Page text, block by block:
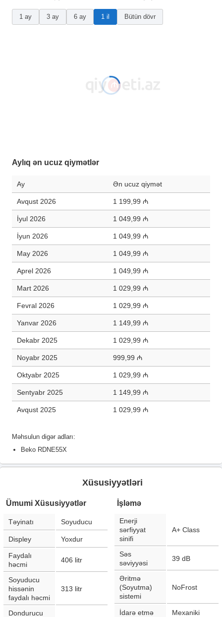
1 ay 3 ay 6 ay 1 il Bütün dövr
Aylıq ən ucuz qiymətlər
Ay Ən ucuz qiymət
Avqust 2026 1 199,99 ₼
İyul 2026 1 049,99 ₼
İyun 2026 1 049,99 ₼
May 2026 1 049,99 ₼
Aprel 2026 1 049,99 ₼
Mart 2026 1 029,99 ₼
Fevral 2026 1 029,99 ₼
Yanvar 2026 1 149,99 ₼
Dekabr 2025 1 029,99 ₼
Noyabr 2025 999,99 ₼
Oktyabr 2025 1 029,99 ₼
Sentyabr 2025 1 149,99 ₼
Avqust 2025 1 029,99 ₼
Məhsulun digər adları:
Beko RDNE55X
Xüsusiyyətləri
Ümumi Xüsusiyyətlər
Təyinatı Soyuducu
Displey Yoxdur
Faydalı
həcmi
406 litr
Soyuducu
hissənin
faydalı həcmi
313 litr
Dondurucu
İşləmə
Enerji
sərfiyyat
sinifi
A+ Class
Səs
səviyyəsi
39 dB
Əritmə
(Soyutma)
sistemi
NoFrost
İdarə etmə Mexaniki